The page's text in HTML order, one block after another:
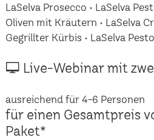
LaSelva Prosecco • LaSelva
Oliven mit Kräutern • LaSelva
Gegrillter Kürbis • LaSelva
🖵 Live-Webinar mit
ausreichend für 4-6 Personen
für einen Gesamtpreis
Paket*